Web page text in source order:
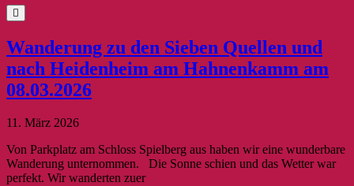
Wanderung zu den Sieben Quellen und
nach Heidenheim am Hahnenkamm am
08.03.2026
11. März 2026
Von Parkplatz am Schloss Spielberg aus haben wir eine wunderbare
Wanderung unternommen. Die Sonne schien und das Wetter war
perfekt. Wir wanderten zuer